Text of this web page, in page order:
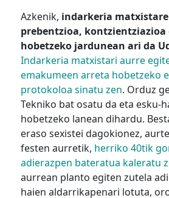
Azkenik, indarkeria
prebentzioa, kontzientziazioa
hobetzeko jardunean ari da
Indarkeria matxistari aurre
emakumeen arreta hobetzeko
protokoloa sinatu zen. Orduz
Tekniko bat osatu da eta esku-
hobetzeko lanean dihardu.
eraso sexistei dagokionez,
festen aurretik, herriko 40tik
adierazpen bateratua kaleratu
aurrean planto egiten zutela
haien aldarrikapenari lotuta,